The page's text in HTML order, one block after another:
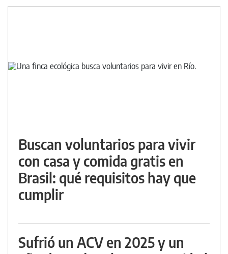
Buscan voluntarios para vivir
con casa y comida gratis en
Brasil: qué requisitos hay que
cumplir
Sufrió un ACV en 2025 y un